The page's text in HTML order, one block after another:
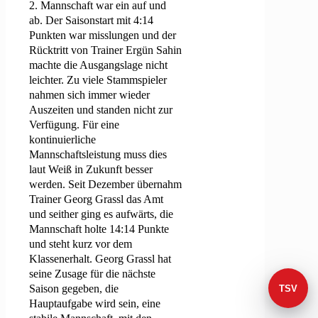
TSV
2. Mannschaft war ein auf und
ab. Der Saisonstart mit 4:14
Punkten war misslungen und der
Rücktritt von Trainer Ergün Sahin
machte die Ausgangslage nicht
leichter. Zu viele Stammspieler
nahmen sich immer wieder
Auszeiten und standen nicht zur
Verfügung. Für eine
kontinuierliche
Mannschaftsleistung muss dies
laut Weiß in Zukunft besser
werden. Seit Dezember übernahm
Trainer Georg Grassl das Amt
und seither ging es aufwärts, die
Mannschaft holte 14:14 Punkte
und steht kurz vor dem
Klassenerhalt. Georg Grassl hat
seine Zusage für die nächste
Saison gegeben, die
Hauptaufgabe wird sein, eine